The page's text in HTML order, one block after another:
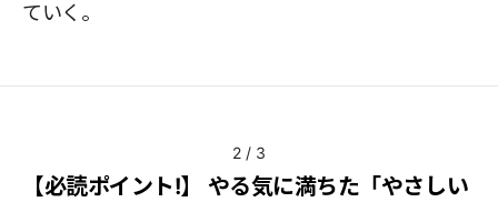
ていく。
2 / 3
【必読ポイント!】 やる気に満ちた「やさしい